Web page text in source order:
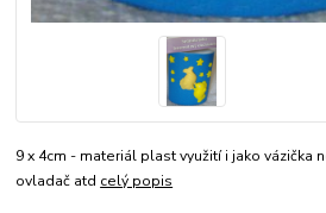
9 x 4cm - materiál plast využití i jako vázička
ovladač atd celý popis